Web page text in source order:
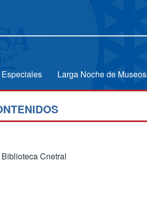
Larga Noche de Museos
Cnetral